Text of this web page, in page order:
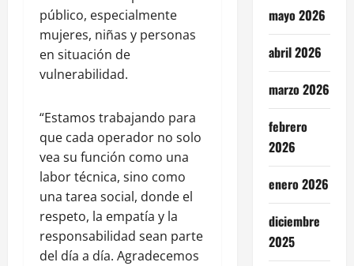
público, especialmente
mujeres, niñas y personas
en situación de
vulnerabilidad.
“Estamos trabajando para
que cada operador no solo
vea su función como una
labor técnica, sino como
una tarea social, donde el
respeto, la empatía y la
responsabilidad sean parte
del día a día. Agradecemos
mayo 2026
abril 2026
marzo 2026
febrero
2026
enero 2026
diciembre
2025